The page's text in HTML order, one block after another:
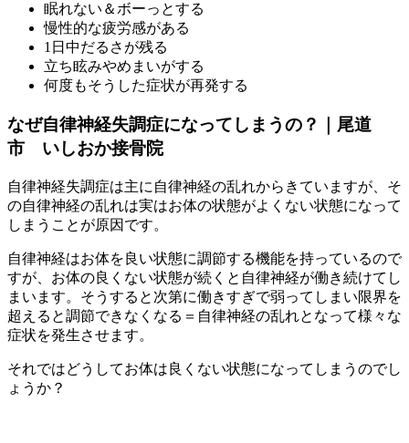
眠れない＆ボーっとする
慢性的な疲労感がある
1日中だるさが残る
立ち眩みやめまいがする
何度もそうした症状が再発する
なぜ自律神経失調症になってしまうの？｜尾道
市 いしおか接骨院
自律神経失調症は主に自律神経の乱れからきていますが、そ
の自律神経の乱れは実はお体の状態がよくない状態になって
しまうことが原因です。
自律神経はお体を良い状態に調節する機能を持っているので
すが、お体の良くない状態が続くと自律神経が働き続けてし
まいます。そうすると次第に働きすぎで弱ってしまい限界を
超えると調節できなくなる＝自律神経の乱れとなって様々な
症状を発生させます。
それではどうしてお体は良くない状態になってしまうのでし
ょうか？